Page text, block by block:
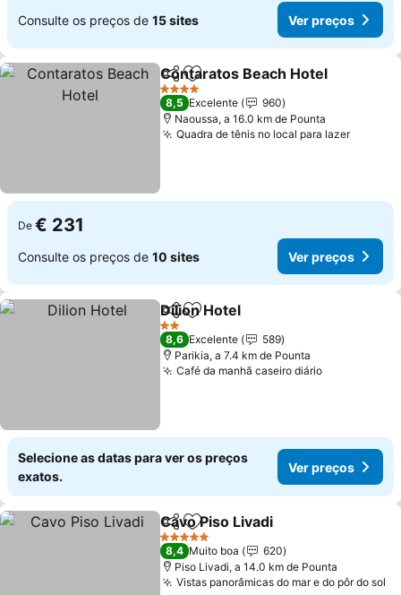
Consulte os preços de 15 sites Ver preços
PartilharAdicionar aos favoritos
Contaratos Beach Hotel
4 Estrelas
8,5 Excelente
960
Naoussa, a 16.0 km de Pounta
Quadra de tênis no local para lazerVer
De € 231
Consulte os preços de 10 sites Ver preços
PartilharAdicionar aos favoritos
Dilion Hotel
2 Estrelas
8,6 Excelente
589
Parikia, a 7.4 km de Pounta
Café da manhã caseiro diárioVer preços
Selecione as datas para ver os preços
exatos.
Ver preços
PartilharAdicionar aos favoritos
Cavo Piso Livadi
5 Estrelas
8,4 Muito boa
620
Piso Livadi, a 14.0 km de Pounta
Vistas panorâmicas do mar e do pôr do sol